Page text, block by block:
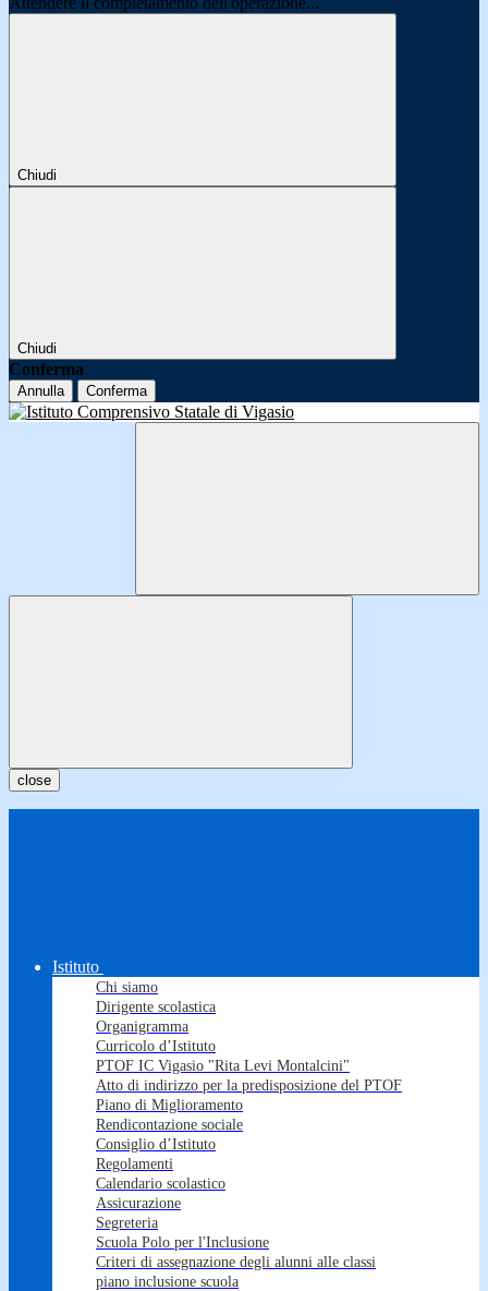
Chiudi
Chiudi
Conferma
Annulla Conferma
close
Istituto
Chi siamo
Dirigente scolastica
Organigramma
Curricolo d’Istituto
PTOF IC Vigasio "Rita Levi Montalcini"
Atto di indirizzo per la predisposizione del PTOF
Piano di Miglioramento
Rendicontazione sociale
Consiglio d’Istituto
Regolamenti
Calendario scolastico
Assicurazione
Segreteria
Scuola Polo per l'Inclusione
Criteri di assegnazione degli alunni alle classi
piano inclusione scuola